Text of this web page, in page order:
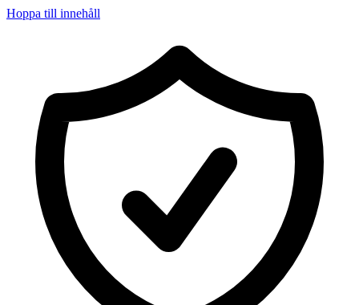
Hoppa till innehåll